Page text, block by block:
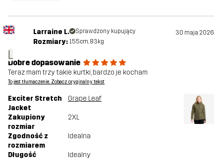
L
Larraine L. Sprawdzony kupujący 30 maja 2026
Rozmiary: 155cm, 83kg
Dobre dopasowanie
Teraz mam trzy takie kurtki, bardzo je kocham
To jest tłumaczenie. Zobacz oryginalny tekst
Exciter Stretch
Jacket
Grape Leaf
Zakupiony
rozmiar
2XL
Zgodność z
rozmiarem
Idealna
Długość Idealny